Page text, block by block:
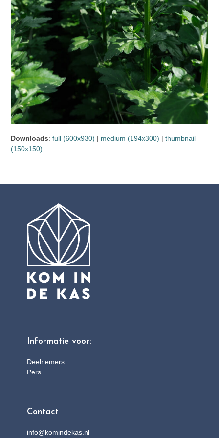
Downloads:full (600x930) | medium (194x300) |thumbnail
(150x150)
Informatie voor:
Deelnemers
Pers
Contact
info@komindekas.nl